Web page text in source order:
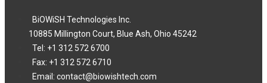
BiOWiSH Technologies Inc.
10885 Millington Court, Blue Ash, Ohio 45242
Tel: +1 312 572 6700
Fax: +1 312 572 6710
Email: contact@biowishtech.com